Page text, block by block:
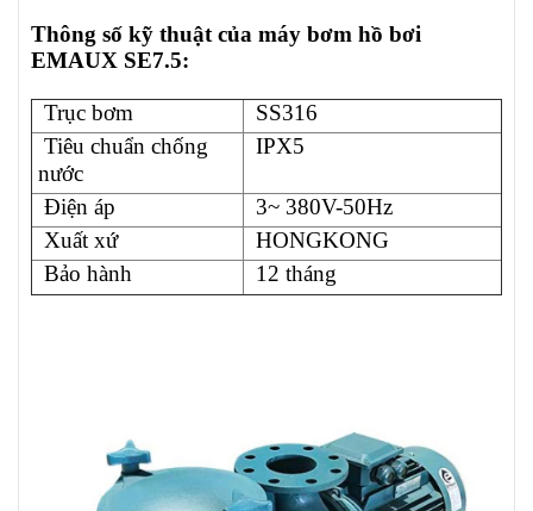
Thông số kỹ thuật của máy bơm hồ bơi
EMAUX SE7.5:
Trục bơm
SS316
Tiêu chuẩn chống
nước
IPX5
Điện áp
3~ 380V-50Hz
Xuất xứ
HONGKONG
Bảo hành
12 tháng